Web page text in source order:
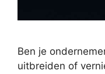
Ben je
uitbreiden of